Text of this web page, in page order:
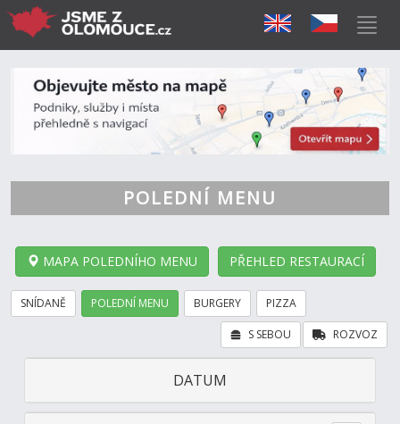
POLEDNÍ MENU
MAPA POLEDNÍHO MENU PŘEHLED RESTAURACÍ
SNÍDANĚ POLEDNÍ MENU BURGERY PIZZA
ROZVOZ
S SEBOU
DATUM